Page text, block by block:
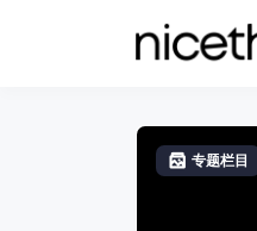
专题栏目